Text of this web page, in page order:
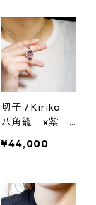
nal Japanese d
esign silveracc
essory
切子 / Kiriko
八角籠目x紫 K
ndant 首飾り si
traditional Jap
anese design
¥44,000